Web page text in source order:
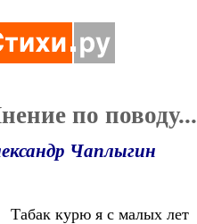
по поводу...
Чаплыгин
Табак курю я с малых лет